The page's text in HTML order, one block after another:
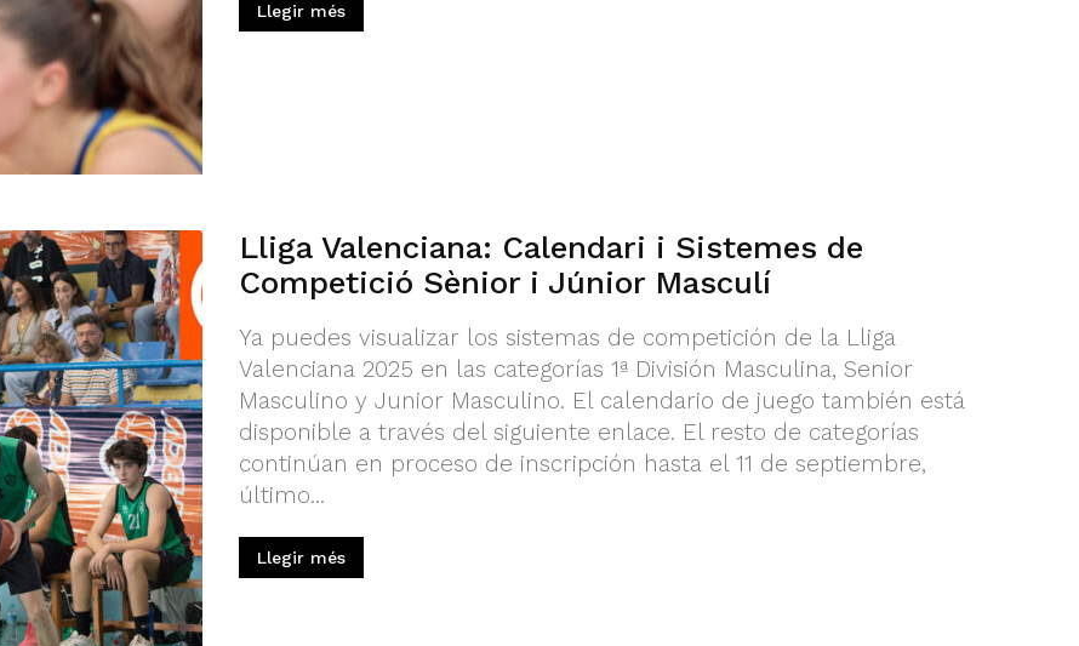
Llegir més
Lliga Valenciana: Calendari i Sistemes de
Competició Sènior i Júnior Masculí
Ya puedes visualizar los sistemas de competición de la Lliga
Valenciana 2025 en las categorías 1ª División Masculina, Senior
Masculino y Junior Masculino. El calendario de juego también está
disponible a través del siguiente enlace. El resto de categorías
continúan en proceso de inscripción hasta el 11 de septiembre,
último...
Llegir més